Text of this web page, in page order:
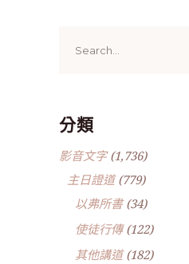
for:
分類
影音文字(1,736)
主日證道(779)
以弗所書(34)
使徒行傳(122)
其他講道(182)